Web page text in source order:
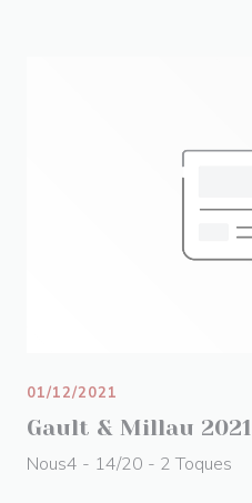
Gault & Millau 2021
01/12/2021
Nous4 - 14/20 - 2 Toques